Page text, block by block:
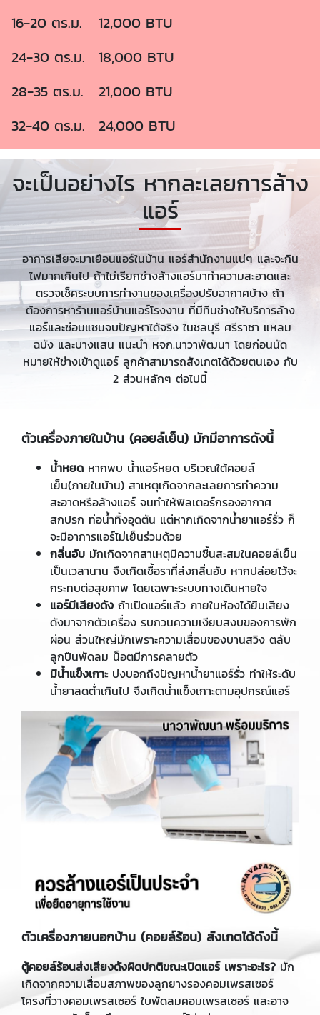
16-20 ตร.ม.
12,000 BTU
24-30 ตร.ม.
18,000 BTU
28-35 ตร.ม.
21,000 BTU
32-40 ตร.ม.
24,000 BTU
จะเป็นอย่างไร หากละเลยการล้าง
แอร์
อาการเสียจะมาเยือนแอร์ในบ้าน แอร์สำนักงานแน่ๆ และจะกิน
ไฟมากเกินไป ถ้าไม่เรียกช่างล้างแอร์มาทำความสะอาดและ
ตรวจเช็คระบบการทำงานของเครื่องปรับอากาศบ้าง ถ้า
ต้องการหาร้านแอร์บ้านแอร์โรงงาน ที่มีทีมช่างให้บริการล้าง
แอร์และซ่อมแซมจบปัญหาได้จริง ในชลบุรี ศรีราชา แหลม
ฉบัง และบางแสน แนะนำ หจก.นาวาพัฒนา โดยก่อนนัด
หมายให้ช่างเข้าดูแอร์ ลูกค้าสามารถสังเกตได้ด้วยตนเอง กับ
2 ส่วนหลักๆ ต่อไปนี้
ตัวเครื่องภายในบ้าน (คอยล์เย็น) มักมีอาการดังนี้
น้ำหยด หากพบ น้ำแอร์หยด บริเวณใต้คอยล์
เย็น(ภายในบ้าน) สาเหตุเกิดจากละเลยการทำความ
สะอาดหรือล้างแอร์ จนทำให้ฟิลเตอร์กรองอากาศ
สกปรก ท่อน้ำทิ้งอุดตัน แต่หากเกิดจากน้ำยาแอร์รั่ว ก็
จะมีอาการแอร์ไม่เย็นร่วมด้วย
กลิ่นอับ มักเกิดจากสาเหตุมีความชื้นสะสมในคอยล์เย็น
เป็นเวลานาน จึงเกิดเชื้อราที่ส่งกลิ่นอับ หากปล่อยไว้จะ
กระทบต่อสุขภาพ โดยเฉพาะระบบทางเดินหายใจ
แอร์มีเสียงดัง ถ้าเปิดแอร์แล้ว ภายในห้องได้ยินเสียง
ดังมาจากตัวเครื่อง รบกวนความเงียบสงบของการพัก
ผ่อน ส่วนใหญ่มักเพราะความเสื่อมของบานสวิง ตลับ
ลูกปืนพัดลม น็อตมีการคลายตัว
มีน้ำแข็งเกาะ บ่งบอกถึงปัญหาน้ำยาแอร์รั่ว ทำให้ระดับ
น้ำยาลดต่ำเกินไป จึงเกิดน้ำแข็งเกาะตามอุปกรณ์แอร์
ตัวเครื่องภายนอกบ้าน (คอยล์ร้อน) สังเกตได้ดังนี้
ตู้คอยล์ร้อนส่งเสียงดังผิดปกติขณะเปิดแอร์ เพราะอะไร? มัก
เกิดจากความเสื่อมสภาพของลูกยางรองคอมเพรสเซอร์
โครงที่วางคอมเพรสเซอร์ ใบพัดลมคอมเพรสเซอร์ และอาจ